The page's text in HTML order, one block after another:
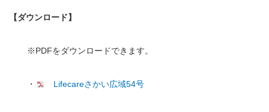
【ダウンロード】
※PDFをダウンロードできます。
・ Lifecareさかい広域54号